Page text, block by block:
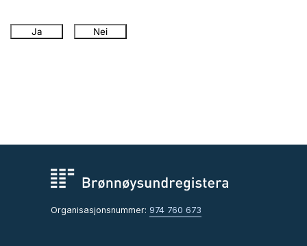
Ja Nei
Organisasjonsnummer: 974 760 673